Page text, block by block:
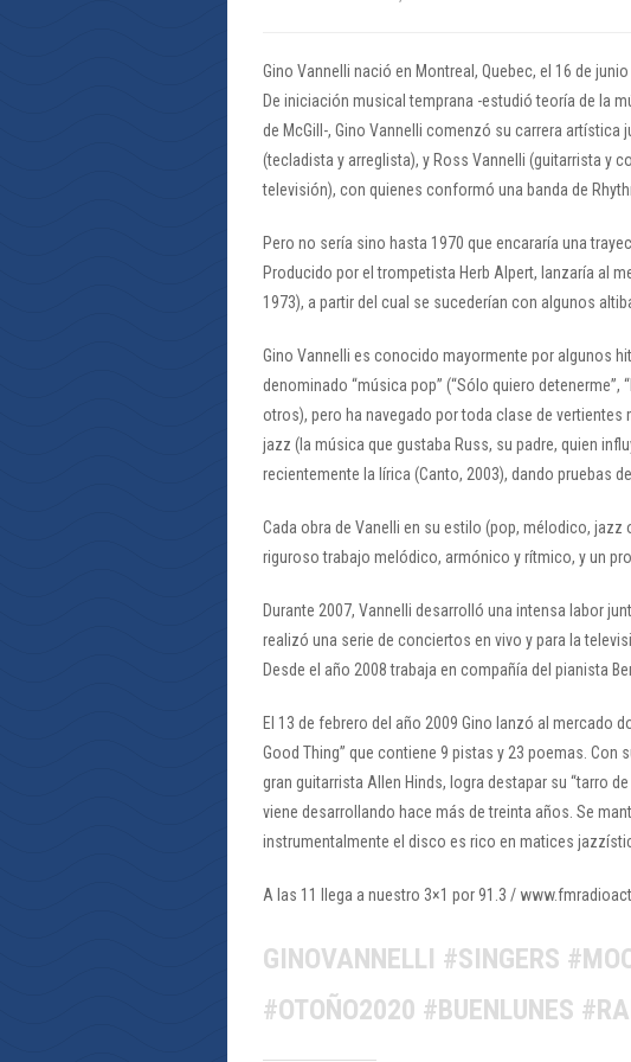
Gino Vannelli nació en Montreal, Quebec, el 16 de junio
De iniciación musical temprana -estudió teoría de la
de McGill-, Gino Vannelli comenzó su carrera
(tecladista y arreglista), y Ross Vannelli (guitarrista y
televisión), con quienes conformó una banda de
Pero no sería sino hasta 1970 que encararía una
Producido por el trompetista Herb Alpert, lanzaría al
1973), a partir del cual se sucederían con algunos
Gino Vannelli es conocido mayormente por algunos
denominado “música pop” (“Sólo quiero detenerme”,
otros), pero ha navegado por toda clase de
jazz (la música que gustaba Russ, su padre, quien
recientemente la lírica (Canto, 2003), dando pruebas
Cada obra de Vanelli en su estilo (pop, mélodico,
riguroso trabajo melódico, armónico y rítmico, y un
Durante 2007, Vannelli desarrolló una intensa labor
realizó una serie de conciertos en vivo y para la
Desde el año 2008 trabaja en compañía del pianista
El 13 de febrero del año 2009 Gino lanzó al mercado
Good Thing” que contiene 9 pistas y 23 poemas. Con
gran guitarrista Allen Hinds, logra destapar su “tarro
viene desarrollando hace más de treinta años. Se
instrumentalmente el disco es rico en matices
A las 11 llega a nuestro 3×1 por 91.3 /
GINOVANNELLI #SINGERS
#OTOÑO2020 #BUENLUNES